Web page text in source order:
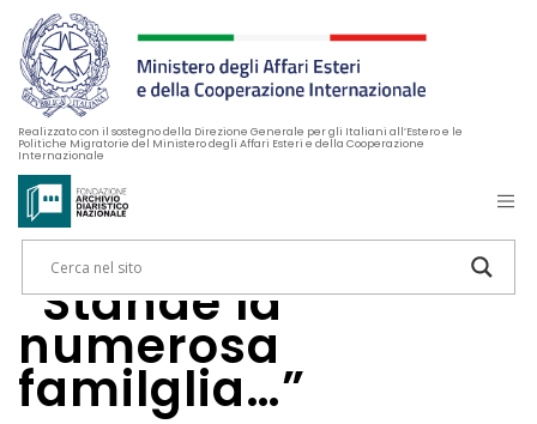
Realizzato con il sostegno della Direzione Generale per gli Italiani all’Estero e le
Politiche Migratorie del Ministero degli Affari Esteri e della Cooperazione
Internazionale
“Stande la
numerosa
familglia…”